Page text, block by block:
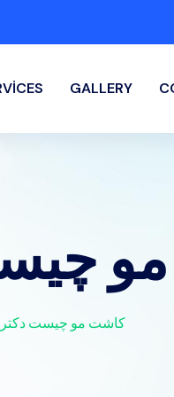
GALLERY
کاشت مو چیست دکتر